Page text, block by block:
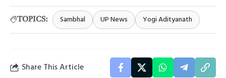
TOPICS: Sambhal UP News Yogi Adityanath
Share This Article